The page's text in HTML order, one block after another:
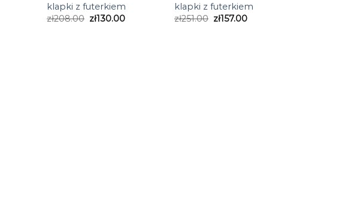
klapki z futerkiem
zł208.00 zł130.00
klapki z futerkiem
zł251.00 zł157.00